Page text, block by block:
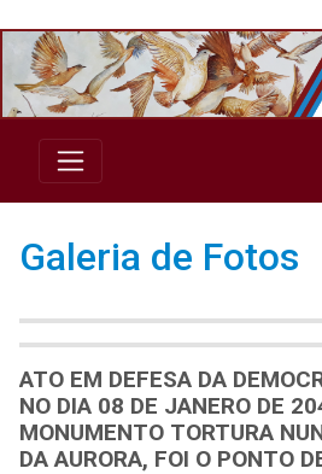
Galeria de Fotos
ATO EM DEFESA DA
NO DIA 08 DE JANERO DE
MONUMENTO TORTURA
DA AURORA, FOI O PONTO